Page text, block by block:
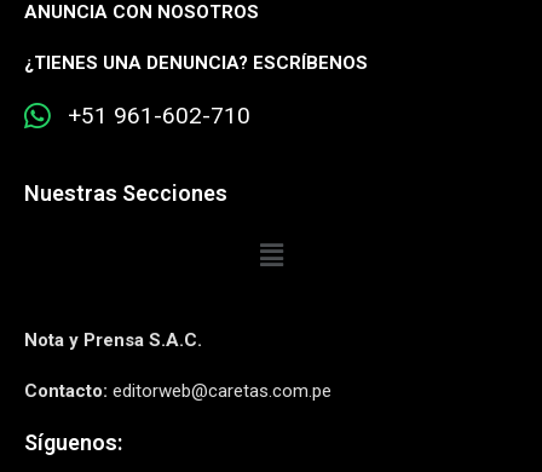
ANUNCIA CON NOSOTROS
¿TIENES UNA DENUNCIA? ESCRÍBENOS
+51 961-602-710
Nuestras Secciones
Nota y Prensa S.A.C.
Contacto: editorweb@caretas.com.pe
Síguenos: